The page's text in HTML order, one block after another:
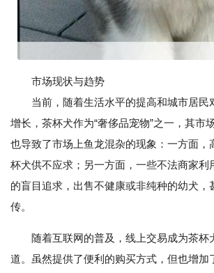
市场现状与趋势
当前，随着生活水平的提高和城市居民
增长，茶杯犬作为“奢侈品宠物”之一，其市
也导致了市场上鱼龙混杂的现象：一方面，
杯犬供不应求；另一方面，一些不法商家利
的盲目追求，出售不健康或非纯种的幼犬，
传。
随着互联网的普及，线上交易成为茶杯
道。虽然提供了便利的购买方式，但也增加